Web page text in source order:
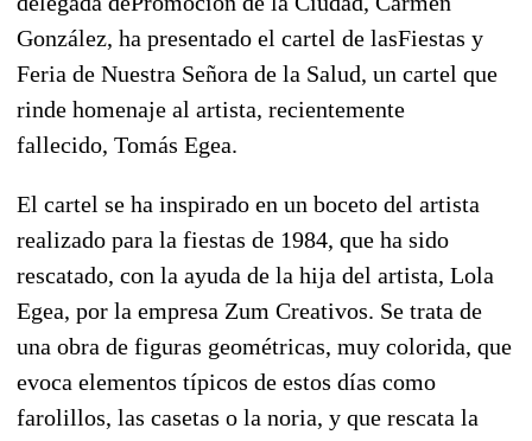
González, ha presentado el cartel de lasFiestas y
Feria de Nuestra Señora de la Salud, un cartel que
rinde homenaje al artista, recientemente
fallecido, Tomás Egea.
El cartel se ha inspirado en un boceto del artista
realizado para la fiestas de 1984, que ha sido
rescatado, con la ayuda de la hija del artista, Lola
Egea, por la empresa Zum Creativos. Se trata de
una obra de figuras geométricas, muy colorida, que
evoca elementos típicos de estos días como
farolillos, las casetas o la noria, y que rescata la